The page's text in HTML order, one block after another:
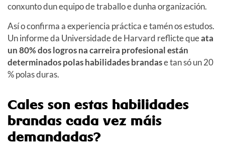
conxunto dun equipo de traballo e dunha organización.
Así o confirma a experiencia práctica e tamén os estudos.
Un informe da Universidade de Harvard reflicte queata
un 80% dos logros na carreira profesional están
determinados polas habilidades brandase tan só un 20
% polas duras.
Cales son estas habilidades
brandas cada vez máis
demandadas?